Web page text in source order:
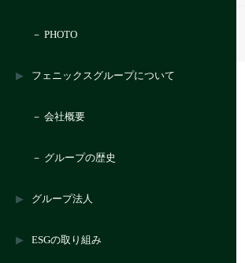
－ PHOTO
フェニックスグループについて
－ 会社概要
－ グループの歴史
グループ法人
ESGの取り組み